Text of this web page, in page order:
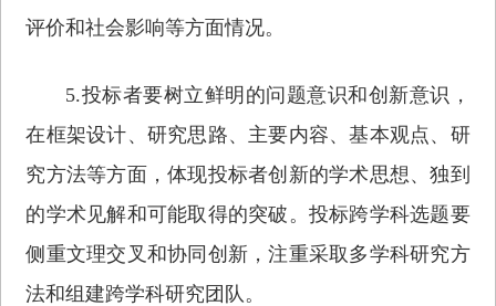
评价和社会影响等方面情况。
5.投标者要树立鲜明的问题意识和创新意识，
在框架设计、研究思路、主要内容、基本观点、研
究方法等方面，体现投标者创新的学术思想、独到
的学术见解和可能取得的突破。投标跨学科选题要
侧重文理交叉和协同创新，注重采取多学科研究方
法和组建跨学科研究团队。